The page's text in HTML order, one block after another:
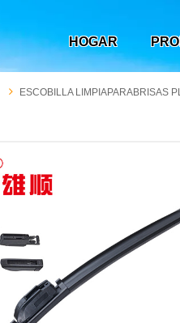
HOGAR
ESCOBILLA LIMPIAPARABRISAS